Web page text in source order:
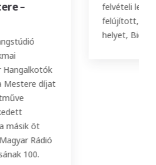
A stúdiók egy teljesen
100 éves gyárépületben kaptak
közel a Korda Filmstúdiókhoz.